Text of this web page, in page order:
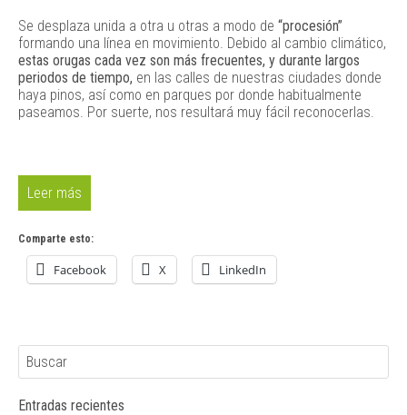
Se desplaza unida a otra u otras a modo de “procesión”
formando una línea en movimiento. Debido al cambio climático,
estas orugas cada vez son más frecuentes, y durante largos
periodos de tiempo, en las calles de nuestras ciudades donde
haya pinos, así como en parques por donde habitualmente
paseamos. Por suerte, nos resultará muy fácil reconocerlas.
Leer más
Comparte esto:
Facebook X LinkedIn
Entradas recientes